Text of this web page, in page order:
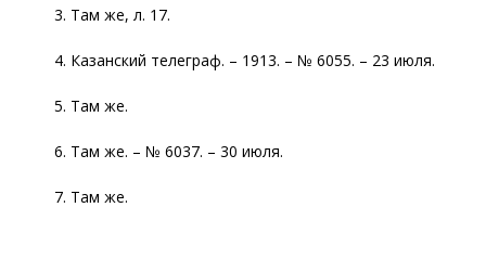
3. Там же, л. 17.
4. Казанский телеграф. – 1913. – № 6055. – 23 июля.
5. Там же.
6. Там же. – № 6037. – 30 июля.
7. Там же.